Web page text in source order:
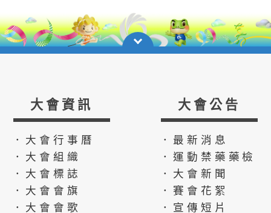
大會資訊
．大會行事曆
．大會組織
．大會標誌
．大會會旗
．大會會歌
大會公告
．最新消息
．運動禁藥藥檢
．大會新聞
．賽會花絮
．宣傳短片